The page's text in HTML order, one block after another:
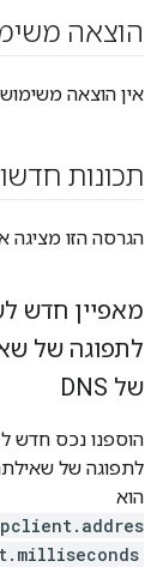
הוצאה
אין הוצאה
תכונות
הגרסה הזו
מאפיין חדש
של DNS
הוספנו נכס חדש
הוא